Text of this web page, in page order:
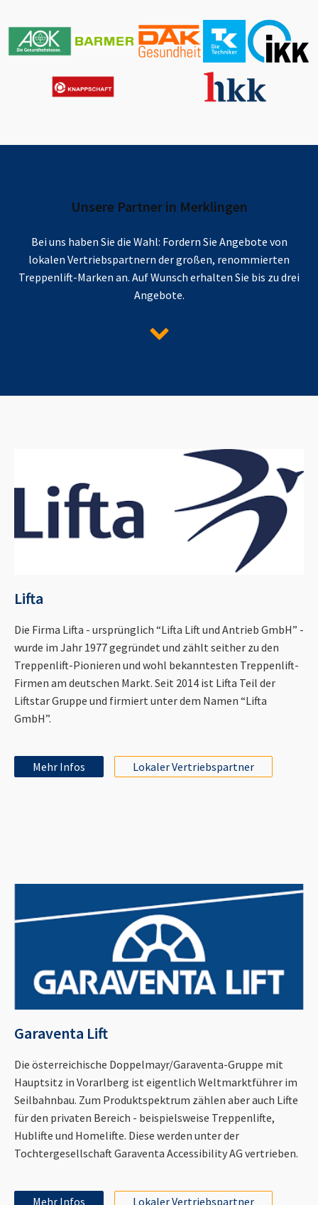
Unsere Partner in Merklingen
Bei uns haben Sie die Wahl: Fordern Sie Angebote von
lokalen Vertriebspartnern der großen, renommierten
Treppenlift-Marken an. Auf Wunsch erhalten Sie bis zu drei
Angebote.
Lifta
Die Firma Lifta - ursprünglich “Lifta Lift und Antrieb GmbH” -
wurde im Jahr 1977 gegründet und zählt seither zu den
Treppenlift-Pionieren und wohl bekanntesten Treppenlift-
Firmen am deutschen Markt. Seit 2014 ist Lifta Teil der
Liftstar Gruppe und firmiert unter dem Namen “Lifta
GmbH”.
Mehr Infos Lokaler Vertriebspartner
Garaventa Lift
Die österreichische Doppelmayr/Garaventa-Gruppe mit
Hauptsitz in Vorarlberg ist eigentlich Weltmarktführer im
Seilbahnbau. Zum Produktspektrum zählen aber auch Lifte
für den privaten Bereich - beispielsweise Treppenlifte,
Hublifte und Homelifte. Diese werden unter der
Tochtergesellschaft Garaventa Accessibility AG vertrieben.
Mehr Infos Lokaler Vertriebspartner